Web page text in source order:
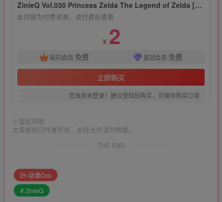
ZinieQ Vol.030 Princess Zelda The Legend of Zelda [26P10V-627MB]
此内容为付费资源，请付费后查看
￥ 2
钻石会员 免费 皇冠会员 免费
立即购买
您当前未登录！建议登陆后购买，可保存购买订单
© 版权声明
文章版权归作者所有，未经允许请勿转载。
THE END
动漫Cos
# ZinieQ